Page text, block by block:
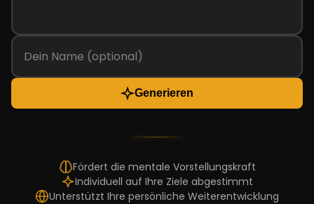
Generieren
Fördert die mentale Vorstellungskraft
Individuell auf Ihre Ziele abgestimmt
Unterstützt Ihre persönliche Weiterentwicklung